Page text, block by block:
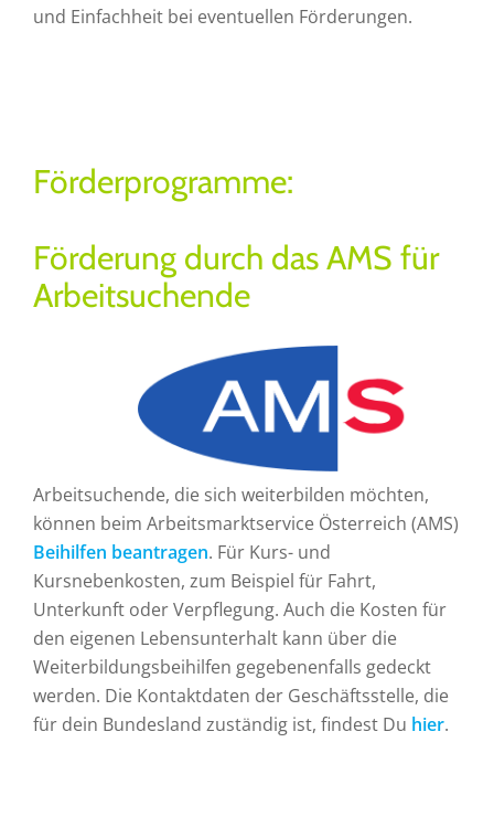
und Einfachheit bei eventuellen Förderungen.
Förderprogramme:
Förderung durch das AMS für
Arbeitsuchende
Arbeitsuchende, die sich weiterbilden möchten,
können beim Arbeitsmarktservice Österreich (AMS)
Beihilfen beantragen. Für Kurs- und
Kursnebenkosten, zum Beispiel für Fahrt,
Unterkunft oder Verpflegung. Auch die Kosten für
den eigenen Lebensunterhalt kann über die
Weiterbildungsbeihilfen gegebenenfalls gedeckt
werden. Die Kontaktdaten der Geschäftsstelle, die
für dein Bundesland zuständig ist, findest Du hier.